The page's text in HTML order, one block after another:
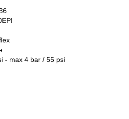
- max 4 bar / 55 psi